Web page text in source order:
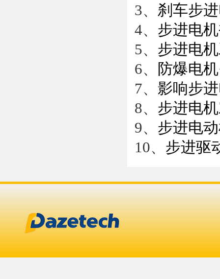
3、 刹车步
4、 步进电
5、 步进电
6、
防爆电
7、 影响步
8、 步进电
9、 步进电
10、 步进驱